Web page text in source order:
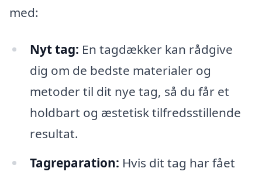
med:
Nyt tag: En tagdækker kan rådgive
dig om de bedste materialer og
metoder til dit nye tag, så du får et
holdbart og æstetisk tilfredsstillende
resultat.
Tagreparation: Hvis dit tag har fået